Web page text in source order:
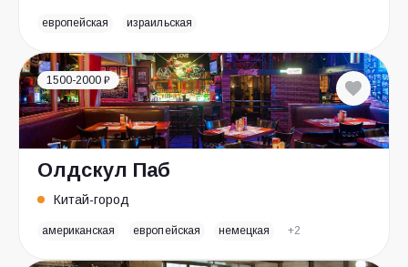
европейская израильская
1500-2000 ₽
Олдскул Паб
Китай-город
американская европейская немецкая +2